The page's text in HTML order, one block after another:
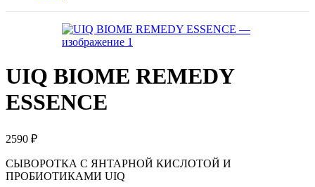
UIQ BIOME REMEDY
ESSENCE
2590 ₽
CЫВОРОТКА C ЯНТАРНОЙ КИСЛОТОЙ И
ПРОБИОТИКАМИ UIQ